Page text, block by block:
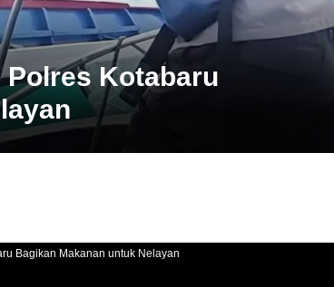
Kotabaru
Bagikan Makanan untuk Nelayan